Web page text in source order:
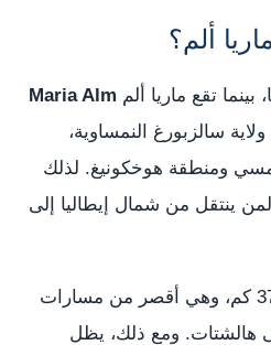
ألم؟
تقع ماريا ألم Maria Alm
سالزبورغ النمساوية،
ومنطقة هوخكونيغ. لذلك
لمن ينتقل من شمال إيطاليا إلى
المسافة بالسيارة تقارب 379 كم، وهي أقصر من مسارات
هالشتات. ومع ذلك، يظل